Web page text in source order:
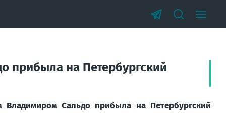
прибыла на Петербургский
Владимиром Сальдо прибыла на Петербургский